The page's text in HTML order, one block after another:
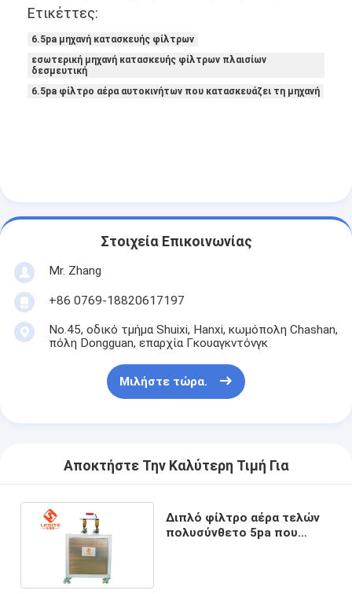
Επικοινωνήστε μαζί μας
Ειδήσεις
Μιλήστε τώρα.
Φίλτρο τσεπών που κατασκευάζει τη μηχανή
Αυτόματη μηχανή καρφώματος
φίλτρα εξαγνιστών αέρα
Φίλτρο τσαντών σκόνης
υπερηχητική ράβοντας μηχανή
φίλτρο αέρα Μηχανή κατασκευής πλαισίων
Ετικέττες:
6.5pa μηχανή κατασκευής φίλτρων
εσωτερική μηχανή κατασκευής φίλτρων πλαισίων
δεσμευτική
6.5pa φίλτρο αέρα αυτοκινήτων που κατασκευάζει τη μηχανή
Στοιχεία Επικοινωνίας
Mr. Zhang
+86 0769-18820617197
No.45, οδικό τμήμα Shuixi, Hanxi, κωμόπολη Chashan,
πόλη Dongguan, επαρχία Γκουαγκντόνγκ
Μιλήστε τώρα.
Αποκτήστε Την Καλύτερη Τιμή Για
Διπλό φίλτρο αέρα τελών
πολυσύνθετο 5pa που